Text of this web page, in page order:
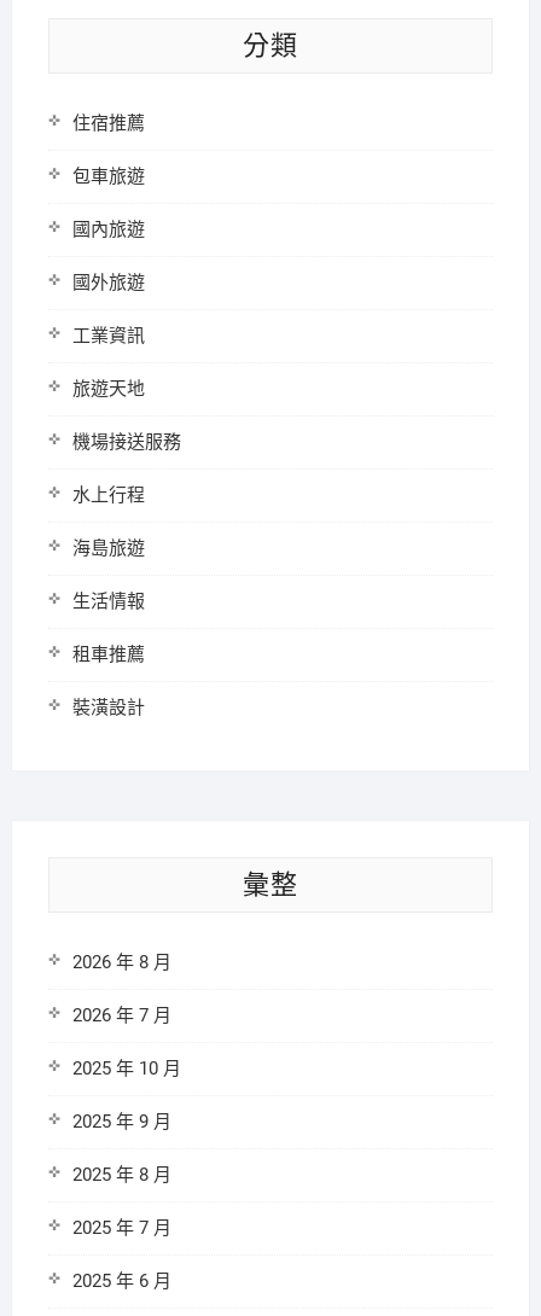
分類
住宿推薦
包車旅遊
國內旅遊
國外旅遊
工業資訊
旅遊天地
機場接送服務
水上行程
海島旅遊
生活情報
租車推薦
裝潢設計
彙整
2026 年 8 月
2026 年 7 月
2025 年 10 月
2025 年 9 月
2025 年 8 月
2025 年 7 月
2025 年 6 月